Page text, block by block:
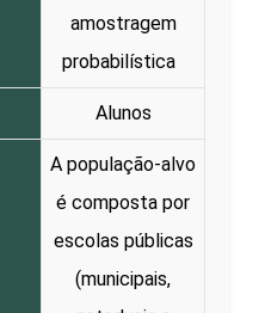
amostragem
probabilística
Alunos
A população-alvo
é composta por
escolas públicas
(municipais,